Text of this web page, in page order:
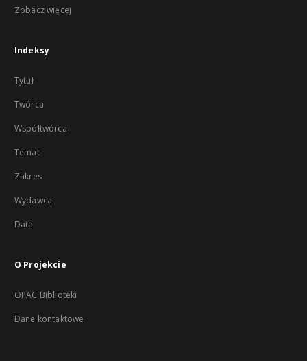
Zobacz więcej
Indeksy
Tytuł
Twórca
Współtwórca
Temat
Zakres
Wydawca
Data
O Projekcie
OPAC Biblioteki
Dane kontaktowe